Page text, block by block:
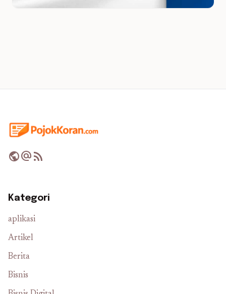
publicalternate_emailrss_feed
Kategori
aplikasi
Artikel
Berita
Bisnis